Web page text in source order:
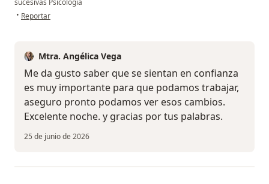
sucesivas Psicología
• en opinión del usuario JT
Reportar
Mtra. Angélica Vega
Me da gusto saber que se sientan en confianza
es muy importante para que podamos trabajar,
aseguro pronto podamos ver esos cambios.
Excelente noche. y gracias por tus palabras.
25 de junio de 2026